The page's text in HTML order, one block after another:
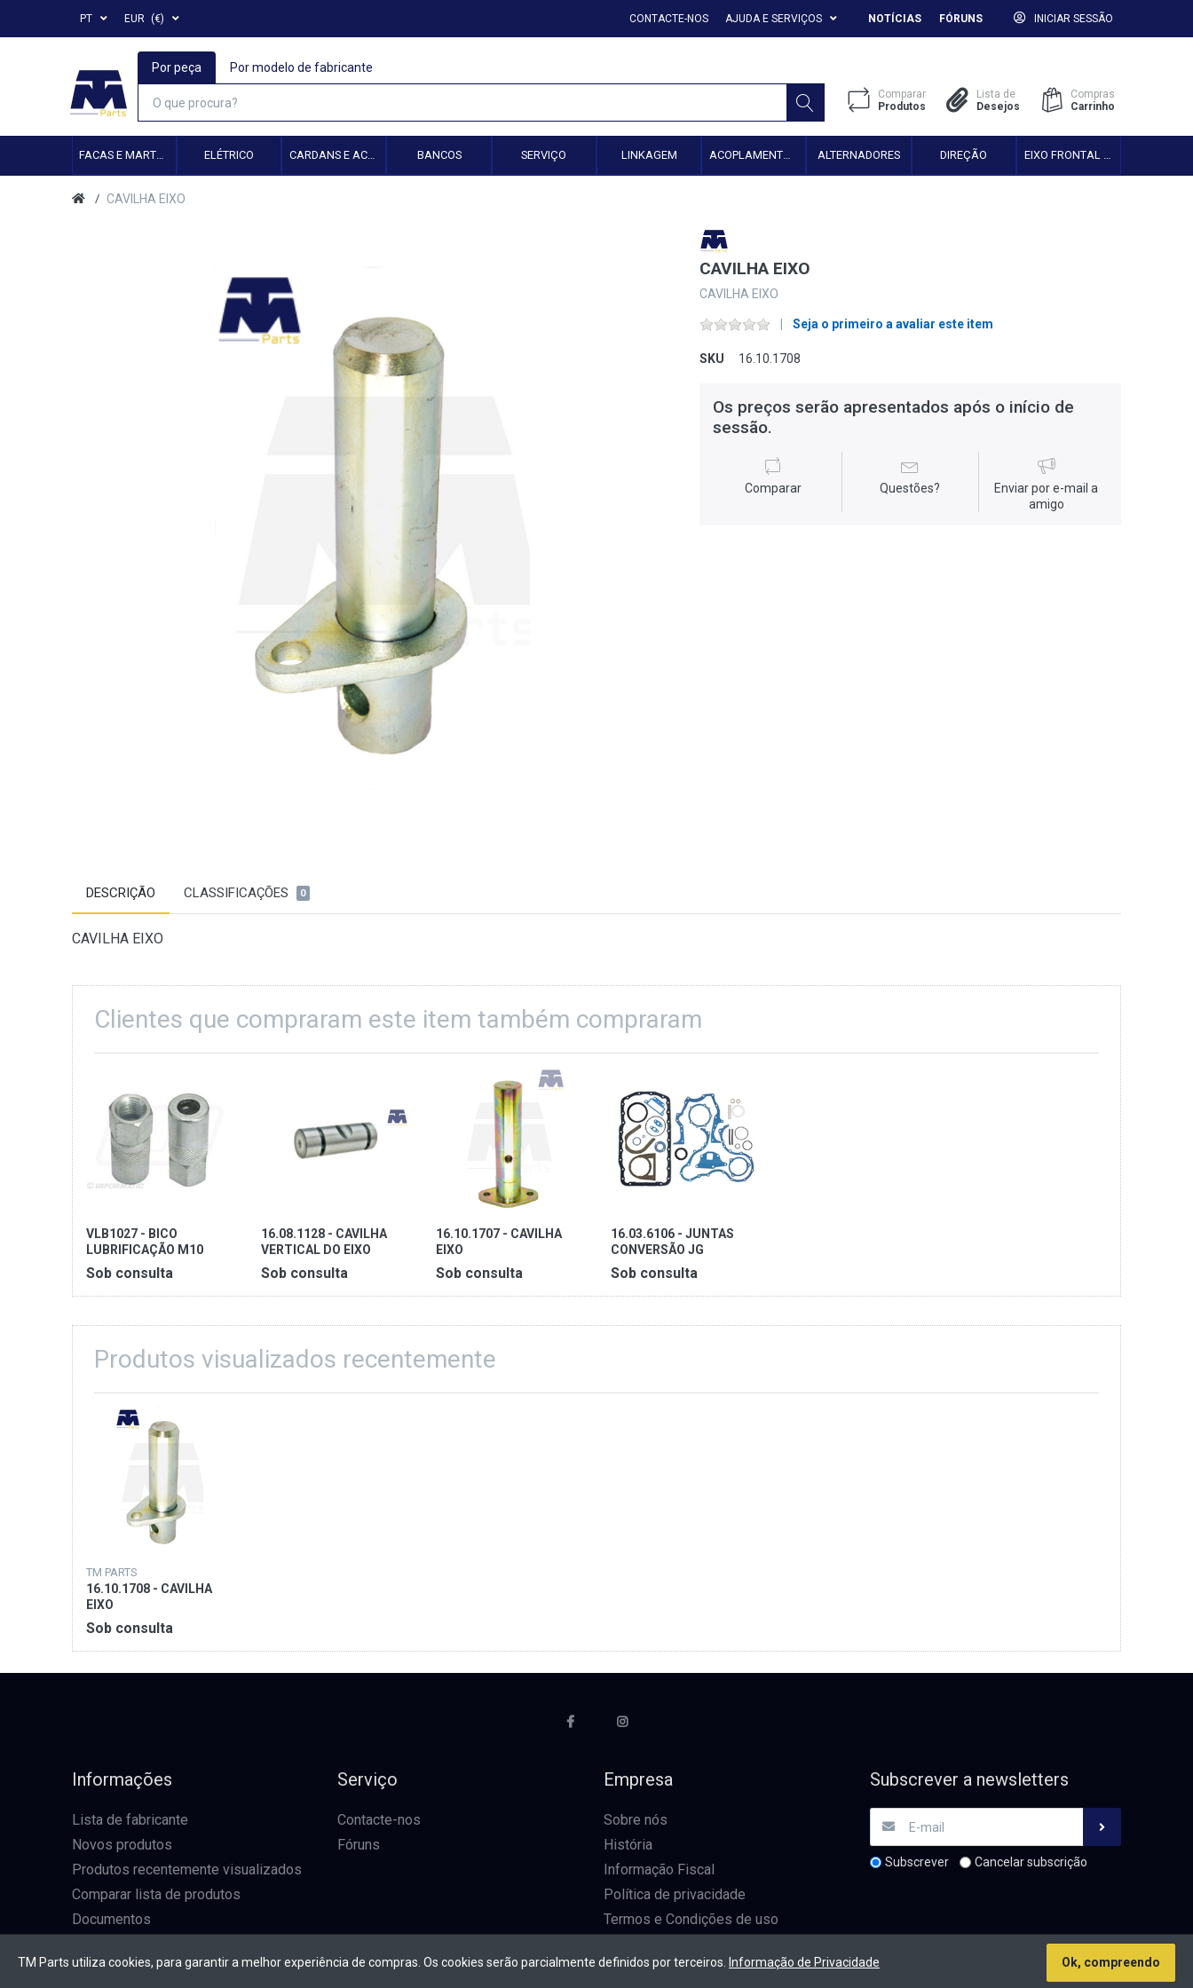
PT EUR (€) CONTACTE-NOS AJUDA E SERVIÇOS NOTÍCIAS FÓRUNS INICIAR SESSÃO
Por peça Por modelo de fabricante
Comparar
Produtos
Lista de
Desejos
Compras
Carrinho
ELÉTRICO CARDANS E ACESSÓRIOS BANCOS SERVIÇO LINKAGEM ACOPLAMENTO HIDRÁULICO ALTERNADORES DIREÇÃO
CAVILHA EIXO
CAVILHA EIXO
CAVILHA EIXO
Seja o primeiro a avaliar este item
SKU 16.10.1708
Os preços serão apresentados após o início de
sessão.
Comparar Questões?
Enviar por e-mail a
amigo
DESCRIÇÃO CLASSIFICAÇÕES 0
CAVILHA EIXO
Clientes que compraram este item também compraram
VLB1027 - BICO
LUBRIFICAÇÃO M10
Sob consulta
16.08.1128 - CAVILHA
VERTICAL DO EIXO
Sob consulta
16.10.1707 - CAVILHA
EIXO
Sob consulta
16.03.6106 - JUNTAS
CONVERSÃO JG
Sob consulta
Produtos visualizados recentemente
TM PARTS
16.10.1708 - CAVILHA
EIXO
Sob consulta
Informações
Lista de fabricante
Novos produtos
Produtos recentemente visualizados
Comparar lista de produtos
Documentos
Serviço
Contacte-nos
Fóruns
Empresa
Sobre nós
História
Informação Fiscal
Política de privacidade
Termos e Condições de uso
Subscrever a newsletters
Subscrever Cancelar subscrição
* Todos os preços excl. IVA, mais envio Direitos de autor &cópia; 2026 TM Parts. Todos os direitos reservados.
TM Parts utiliza cookies, para garantir a melhor experiência de compras. Os cookies serão parcialmente definidos por terceiros. Informação de Privacidade Ok, compreendo